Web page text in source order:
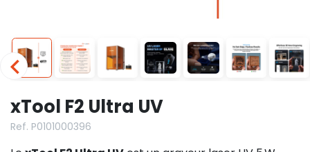
xTool F2 Ultra UV
Ref. P0101000396